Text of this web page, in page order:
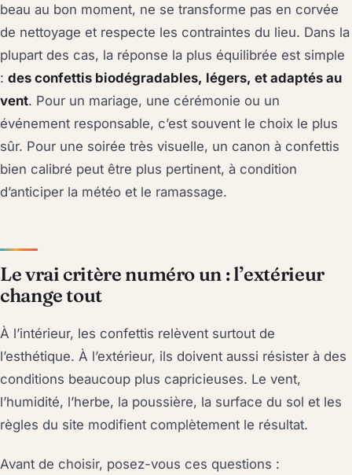
beau au bon moment, ne se transforme pas en corvée
de nettoyage et respecte les contraintes du lieu. Dans la
plupart des cas, la réponse la plus équilibrée est simple
: des confettis biodégradables, légers, et adaptés au
vent. Pour un mariage, une cérémonie ou un
événement responsable, c’est souvent le choix le plus
sûr. Pour une soirée très visuelle, un canon à confettis
bien calibré peut être plus pertinent, à condition
d’anticiper la météo et le ramassage.
Le vrai critère numéro un : l’extérieur
change tout
À l’intérieur, les confettis relèvent surtout de
l’esthétique. À l’extérieur, ils doivent aussi résister à des
conditions beaucoup plus capricieuses. Le vent,
l’humidité, l’herbe, la poussière, la surface du sol et les
règles du site modifient complètement le résultat.
Avant de choisir, posez-vous ces questions :